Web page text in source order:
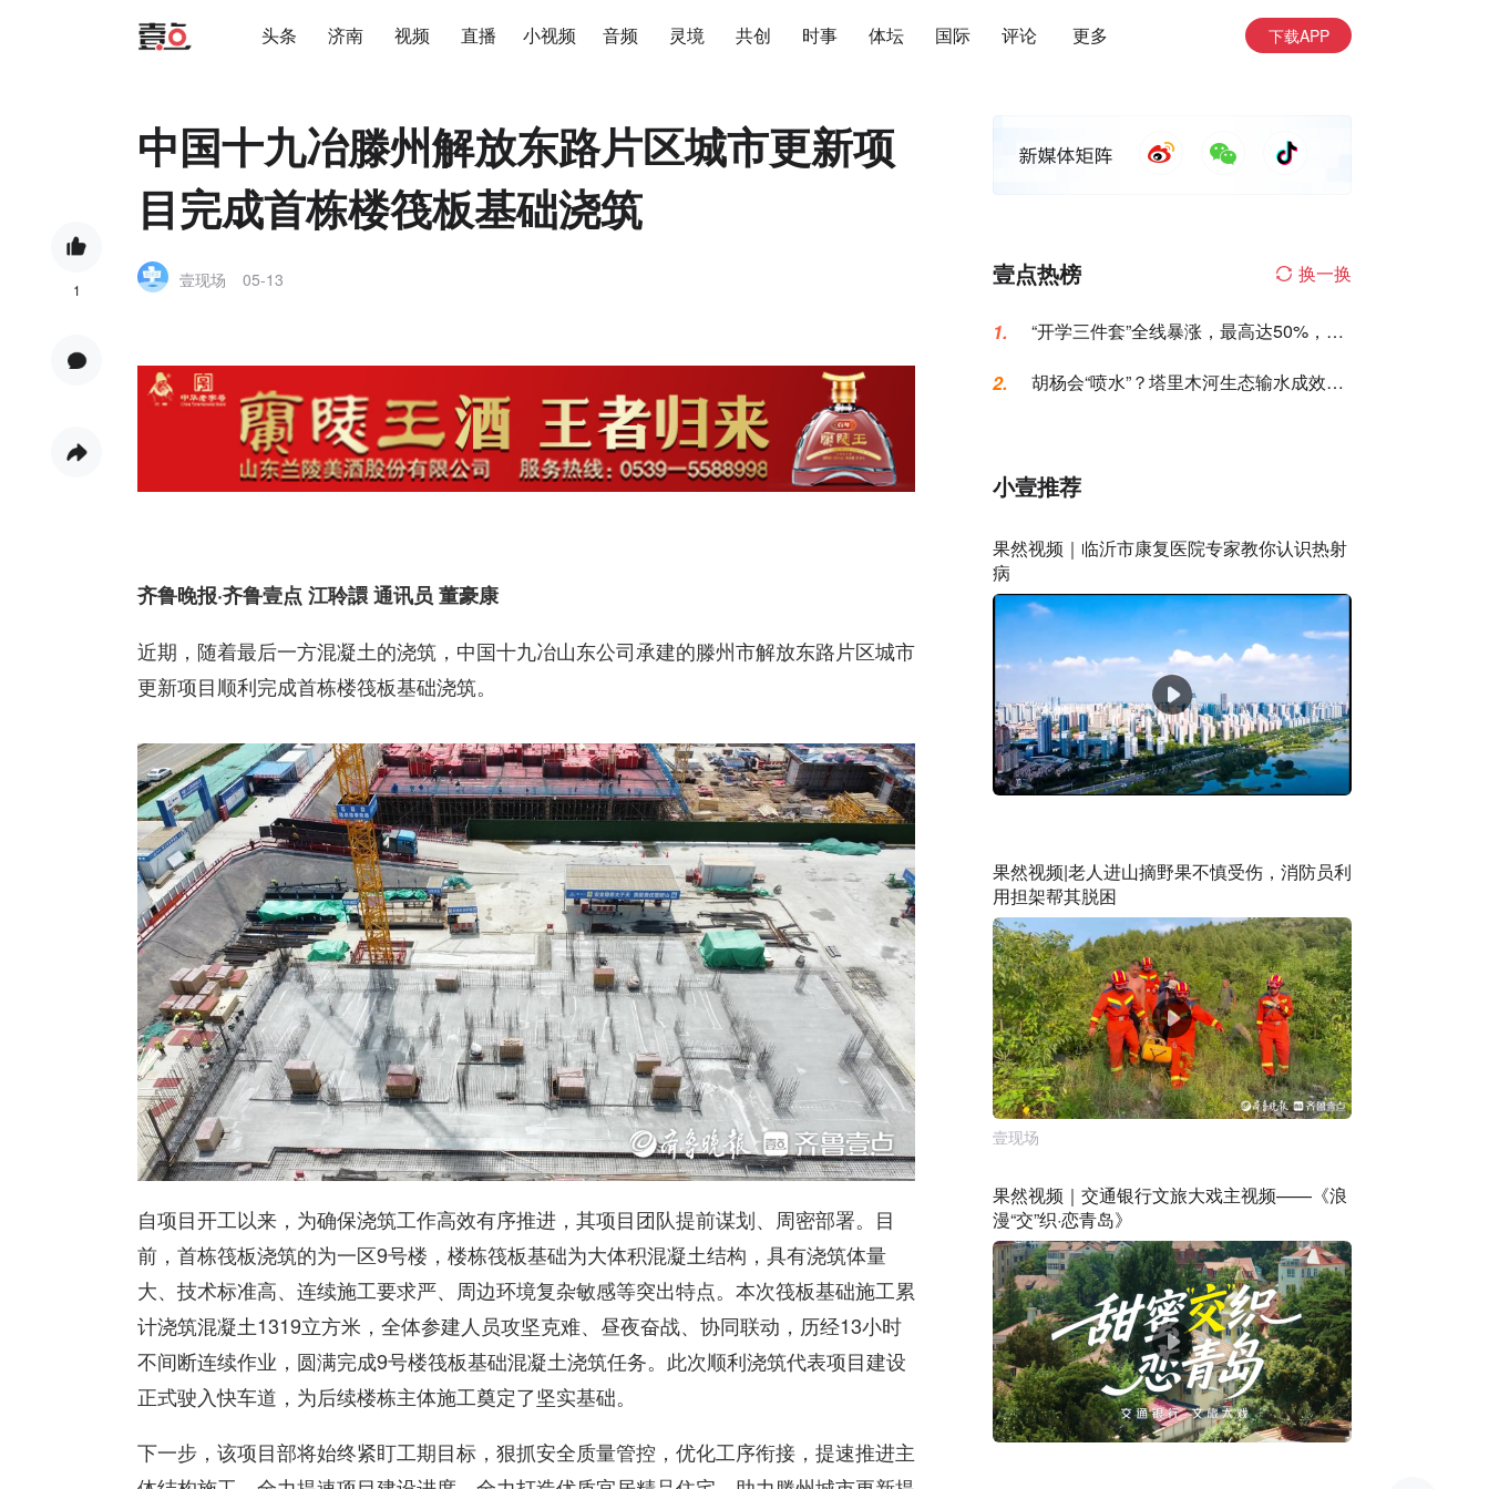
头条 济南 视频 直播 小视频 音频 灵境 共创 时事 体坛 国际 评论 更多 下载APP
1
中国十九冶滕州解放东路片区城市更新项
目完成首栋楼筏板基础浇筑
壹现场 05-13
齐鲁晚报·齐鲁壹点 江聆譞 通讯员 董豪康
近期，随着最后一方混凝土的浇筑，中国十九冶山东公司承建的滕州市解放东路片区城市
更新项目顺利完成首栋楼筏板基础浇筑。
自项目开工以来，为确保浇筑工作高效有序推进，其项目团队提前谋划、周密部署。目
前，首栋筏板浇筑的为一区9号楼，楼栋筏板基础为大体积混凝土结构，具有浇筑体量
大、技术标准高、连续施工要求严、周边环境复杂敏感等突出特点。本次筏板基础施工累
计浇筑混凝土1319立方米，全体参建人员攻坚克难、昼夜奋战、协同联动，历经13小时
不间断连续作业，圆满完成9号楼筏板基础混凝土浇筑任务。此次顺利浇筑代表项目建设
正式驶入快车道，为后续楼栋主体施工奠定了坚实基础。
下一步，该项目部将始终紧盯工期目标，狠抓安全质量管控，优化工序衔接，提速推进主
壹点热榜 换一换
1.
“开学三件套”全线暴涨，最高达50%，家
2.
胡杨会“喷水”？塔里木河生态输水成效，
小壹推荐
果然视频｜临沂市康复医院专家教你认识热射
病
果然视频|老人进山摘野果不慎受伤，消防员利
用担架帮其脱困
壹现场
果然视频｜交通银行文旅大戏主视频——《浪
漫“交”织·恋青岛》